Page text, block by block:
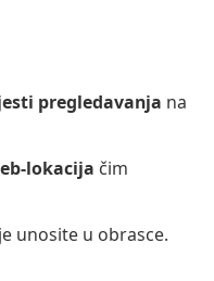
pregledavanja na
lokacija čim
unosite u obrasce.